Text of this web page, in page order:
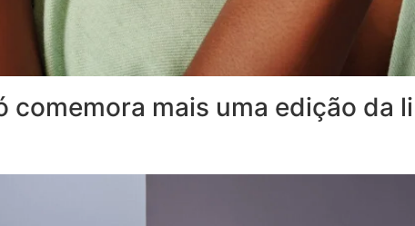
comemora mais uma edição da